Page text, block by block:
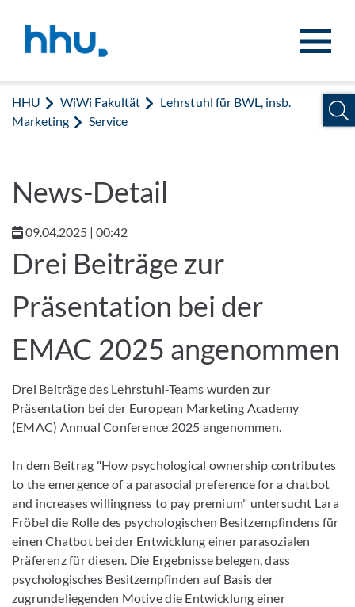
HHU WiWi Fakultät
Lehrstuhl für BWL, insb.
Marketing
Service
News-Detail
09.04.2025 | 00:42
Drei Beiträge zur
Präsentation bei der
EMAC 2025 angenommen
Drei Beiträge des Lehrstuhl-Teams wurden zur
Präsentation bei der European Marketing Academy
(EMAC) Annual Conference 2025 angenommen.
In dem Beitrag "How psychological ownership contributes
to the emergence of a parasocial preference for a chatbot
and increases willingness to pay premium" untersucht Lara
Fröbel die Rolle des psychologischen Besitzempfindens für
einen Chatbot bei der Entwicklung einer parasozialen
Präferenz für diesen. Die Ergebnisse belegen, dass
psychologisches Besitzempfinden auf Basis der
zugrundeliegenden Motive die Entwicklung einer